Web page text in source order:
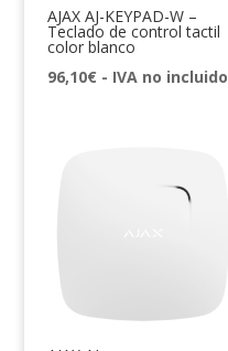
AJAX AJ-KEYPAD-W –
Teclado de control tactil
color blanco
96,10€ - IVA no incluido